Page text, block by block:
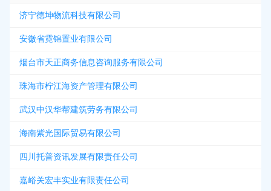
济宁德坤物流科技有限公司
安徽省霓锦置业有限公司
烟台市天正商务信息咨询服务有限公司
珠海市柠江海资产管理有限公司
武汉中汉华帮建筑劳务有限公司
海南紫光国际贸易有限公司
四川托普资讯发展有限责任公司
嘉峪关宏丰实业有限责任公司